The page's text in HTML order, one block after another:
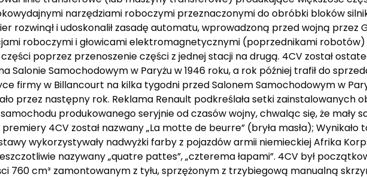
narzędziami roboczymi przeznaczonymi do obróbki bloków
rozwinął i udoskonalił zasadę automatu, wprowadzoną przed wojną przez
roboczymi i głowicami elektromagnetycznymi (poprzednikami robotów)
poprzez przenoszenie części z jednej stacji na drugą. 4CV został
Samochodowym w Paryżu w 1946 roku, a rok później trafił do
firmy w Billancourt na kilka tygodni przed Salonem Samochodowym w
przez następny rok. Reklama Renault podkreślała setki zainstalowanych
produkowanego seryjnie od czasów wojny, chwaląc się, że mały
4CV został nazwany „La motte de beurre” (bryła masła); Wynikało
wykorzystywały nadwyżki farby z pojazdów armii niemieckiej Afrika
nazywany „quatre pattes”, „czterema łapami”. 4CV był
760 cm³ zamontowanym z tyłu, sprzężonym z trzybiegową manualną